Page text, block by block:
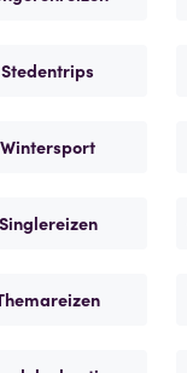
Stedentrips
Wintersport
Singlereizen